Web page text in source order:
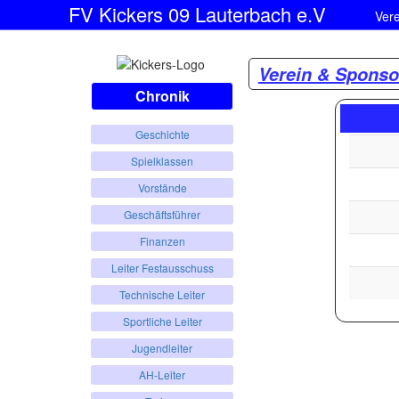
FV Kickers 09 Lauterbach e.V
Chronik
Geschichte
Spielklassen
Vorstände
Geschäftsführer
Finanzen
Leiter Festausschuss
Technische Leiter
Sportliche Leiter
Jugendleiter
AH-Leiter
Verein &